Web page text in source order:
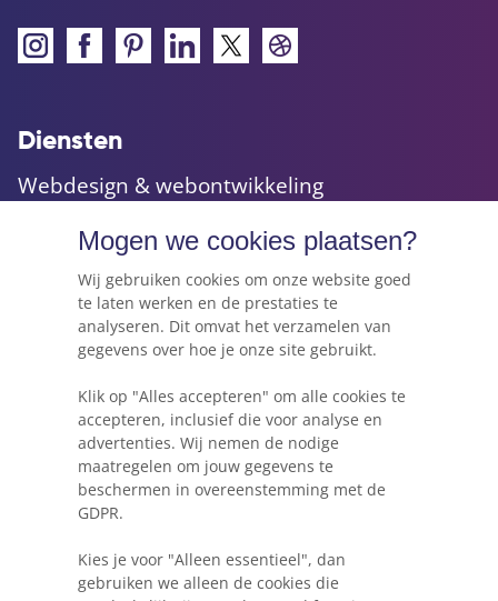
Diensten
Webdesign & webontwikkeling
Online marketing & advies
Hosting, e-mail & domeinnamen
Webkracht's blog
5 dingen die je moet weten voordat je een
website gaat beginnen
Waarom Wordpress niet altijd de beste keuze
is voor je project
Heb ik een herontwerp of herbouw van mijn
website nodig?
Mogen we cookies plaatsen?
Wij gebruiken cookies om onze website goed
te laten werken en de prestaties te
analyseren. Dit omvat het verzamelen van
gegevens over hoe je onze site gebruikt.
Klik op "Alles accepteren" om alle cookies te
accepteren, inclusief die voor analyse en
advertenties. Wij nemen de nodige
maatregelen om jouw gegevens te
beschermen in overeenstemming met de
GDPR.
Kies je voor "Alleen essentieel", dan
gebruiken we alleen de cookies die